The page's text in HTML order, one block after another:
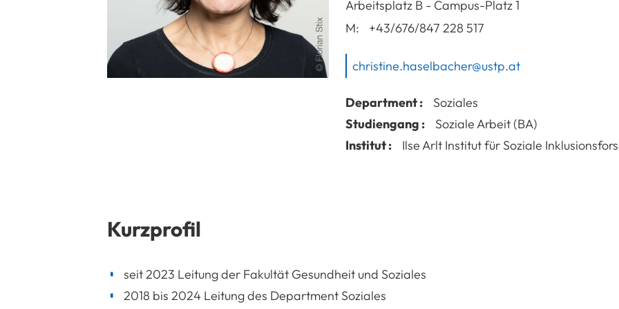
Arbeitsplatz B - Campus-Platz 1A-3100
St. Pölten
M:
+43/676/847 228 517
christine.haselbacher@ustp.at
Department :
Soziales
Studiengang :
Soziale Arbeit (BA)
Institut :
Ilse Arlt Institut für Soziale
Kurzprofil
seit 2023 Leitung der Fakultät Gesundheit und Soziales
2018 bis 2024 Leitung des Department Soziales